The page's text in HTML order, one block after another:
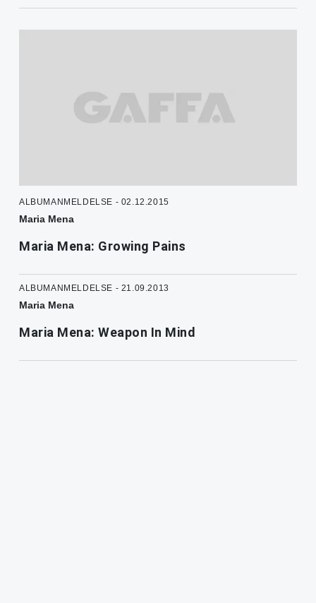
ALBUMANMELDELSE - 02.12.2015
Maria Mena
Maria Mena: Growing Pains
ALBUMANMELDELSE - 21.09.2013
Maria Mena
Maria Mena: Weapon In Mind